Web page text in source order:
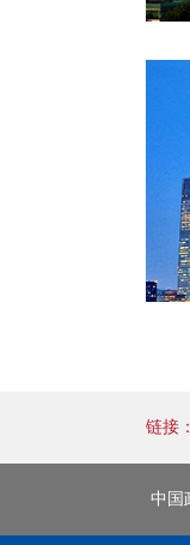
链接：